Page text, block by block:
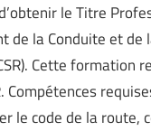
le Titre
de la Conduite et de
Cette formation
Compétences
le code de la route,